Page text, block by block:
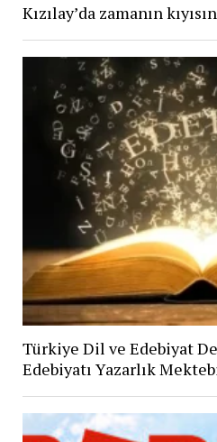
Kızılay’da zamanın
Türkiye Dil ve Edebiyat
Edebiyatı Yazarlık